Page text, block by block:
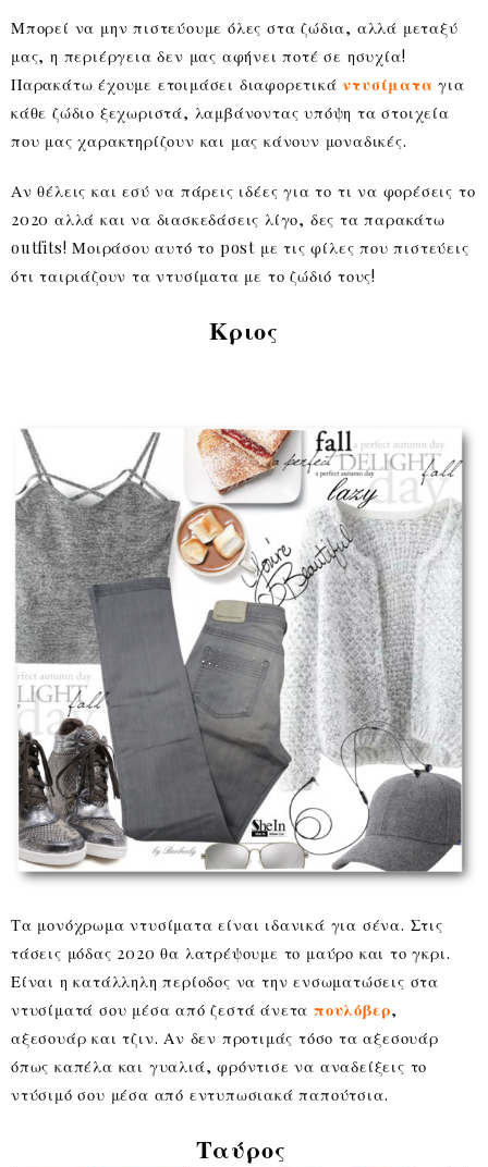
Μπορεί να μην πιστεύουμε όλες στα ζώδια, αλλά μεταξύ
μας, η περιέργεια δεν μας αφήνει ποτέ σε ησυχία!
Παρακάτω έχουμε ετοιμάσει διαφορετικάντυσίματα για
κάθε ζώδιο ξεχωριστά, λαμβάνοντας υπόψη τα στοιχεία
που μας χαρακτηρίζουν και μας κάνουν μοναδικές.
Αν θέλεις και εσύ να πάρεις ιδέες για το τι να φορέσεις το
2020 αλλά και να διασκεδάσεις λίγο, δες τα παρακάτω
outfits! Μοιράσου αυτό το post με τις φίλες που πιστεύεις
ότι ταιριάζουν τα ντυσίματα με το ζώδιό τους!
Κριος
Τα μονόχρωμα ντυσίματα είναι ιδανικά για σένα. Στις
τάσεις μόδας 2020 θα λατρέψουμε το μαύρο και το γκρι.
Είναι η κατάλληλη περίοδος να την ενσωματώσεις στα
ντυσίματά σου μέσα από ζεστά άνετα πουλόβερ,
αξεσουάρ και τζιν. Αν δεν προτιμάς τόσο τα αξεσουάρ
όπως καπέλα και γυαλιά, φρόντισε να αναδείξεις το
ντύσιμό σου μέσα από εντυπωσιακά παπούτσια.
Ταύρος